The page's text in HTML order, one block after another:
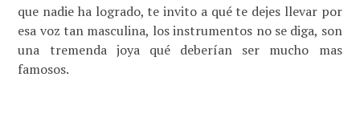
que nadie ha logrado, te invito a qué te dejes llevar por
esa voz tan masculina, los instrumentos no se diga, son
una tremenda joya qué deberían ser mucho mas
famosos.